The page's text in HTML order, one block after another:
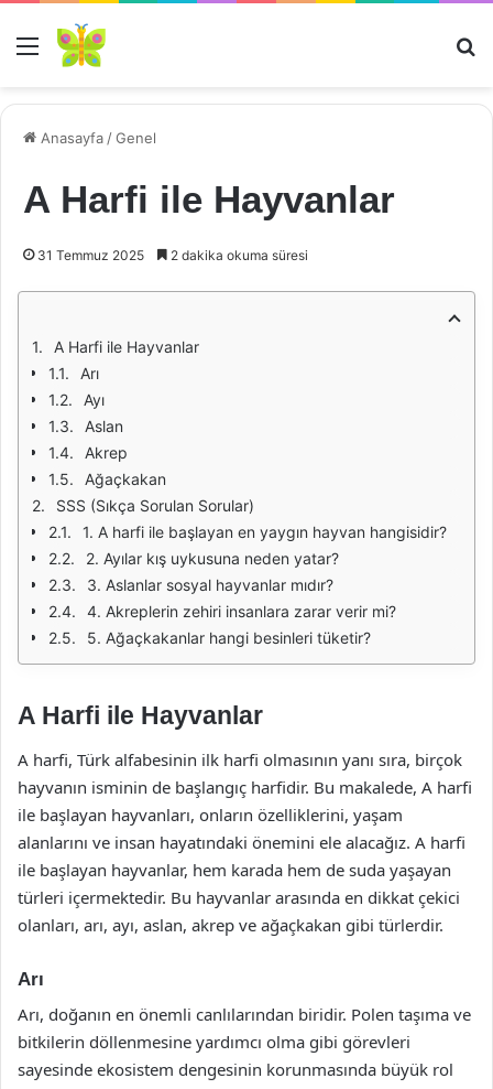
Menü
Anasayfa /Genel
A Harfi ile Hayvanlar
31 Temmuz 2025 2 dakika okuma süresi
A Harfi ile Hayvanlar
Arı
Ayı
Aslan
Akrep
Ağaçkakan
SSS (Sıkça Sorulan Sorular)
1. A harfi ile başlayan en yaygın hayvan hangisidir?
2. Ayılar kış uykusuna neden yatar?
3. Aslanlar sosyal hayvanlar mıdır?
4. Akreplerin zehiri insanlara zarar verir mi?
5. Ağaçkakanlar hangi besinleri tüketir?
A Harfi ile Hayvanlar
A harfi, Türk alfabesinin ilk harfi olmasının yanı sıra, birçok
hayvanın isminin de başlangıç harfidir. Bu makalede, A harfi
ile başlayan hayvanları, onların özelliklerini, yaşam
alanlarını ve insan hayatındaki önemini ele alacağız. A harfi
ile başlayan hayvanlar, hem karada hem de suda yaşayan
türleri içermektedir. Bu hayvanlar arasında en dikkat çekici
olanları, arı, ayı, aslan, akrep ve ağaçkakan gibi türlerdir.
Arı
Arı, doğanın en önemli canlılarından biridir. Polen taşıma ve
bitkilerin döllenmesine yardımcı olma gibi görevleri
sayesinde ekosistem dengesinin korunmasında büyük rol